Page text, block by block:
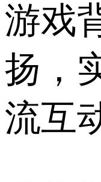
游戏
扬，
流互